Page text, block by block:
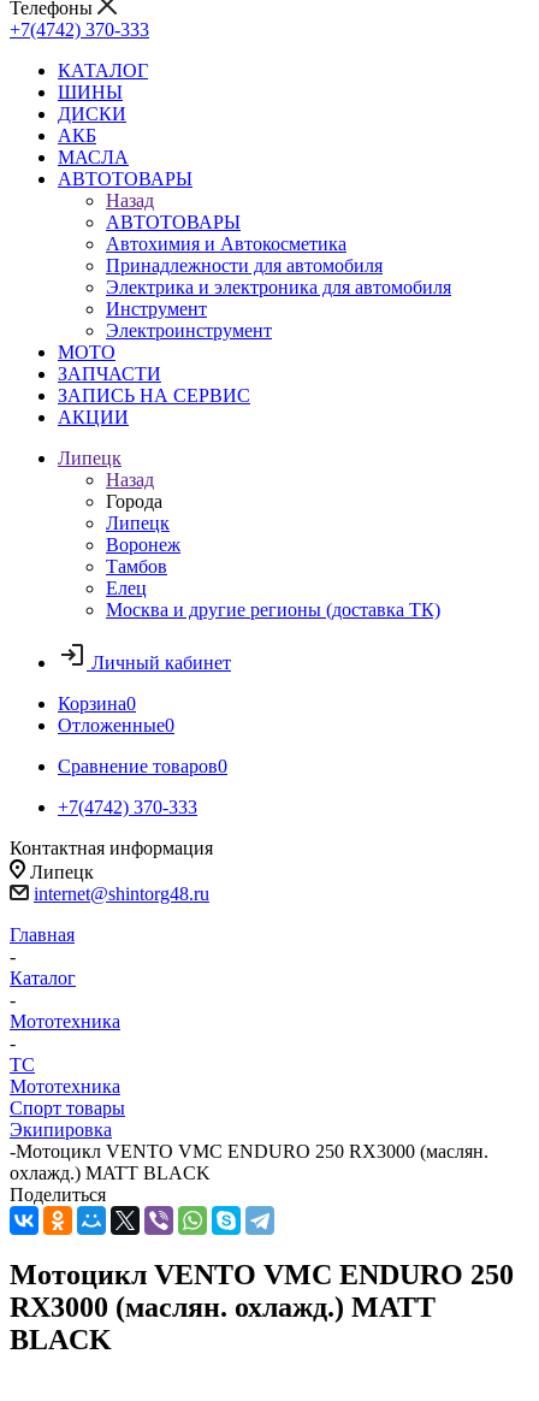
Телефоны
+7(4742) 370-333
КАТАЛОГ
ШИНЫ
ДИСКИ
АКБ
МАСЛА
АВТОТОВАРЫ
Назад
АВТОТОВАРЫ
Автохимия и Автокосметика
Принадлежности для автомобиля
Электрика и электроника для автомобиля
Инструмент
Электроинструмент
МОТО
ЗАПЧАСТИ
ЗАПИСЬ НА СЕРВИС
АКЦИИ
Липецк
Назад
Города
Липецк
Воронеж
Тамбов
Елец
Москва и другие регионы (доставка ТК)
Личный кабинет
Корзина0
Отложенные0
Сравнение товаров0
+7(4742) 370-333
Контактная информация
Липецк
internet@shintorg48.ru
Главная
-
Каталог
-
Мототехника
-
ТС
Мототехника
Спорт товары
Экипировка
-Мотоцикл VENTO VMC ENDURO 250 RX3000 (маслян.
охлажд.) MATT BLACK
Поделиться
Мотоцикл VENTO VMC ENDURO 250
RX3000 (маслян. охлажд.) MATT
BLACK